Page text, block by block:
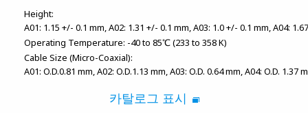
Height:
A01: 1.15 +/- 0.1 mm A02: 1.31 +/- 0.1 mm A03: 1.0 +/- 0.1 mm A04:
Operating Temperature: -40 to 85℃ (233 to 358 K)
Cable Size (Micro-Coaxial):
A01: O.D.0.81 mm A02: O.D.1.13 mm A03: O.D. 0.64 mm A04: O.D. 1.37
카탈로그 표시